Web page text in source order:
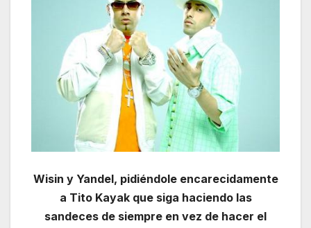
Wisin y Yandel, pidiéndole encarecidamente
a Tito Kayak que siga haciendo las
sandeces de siempre en vez de hacer el